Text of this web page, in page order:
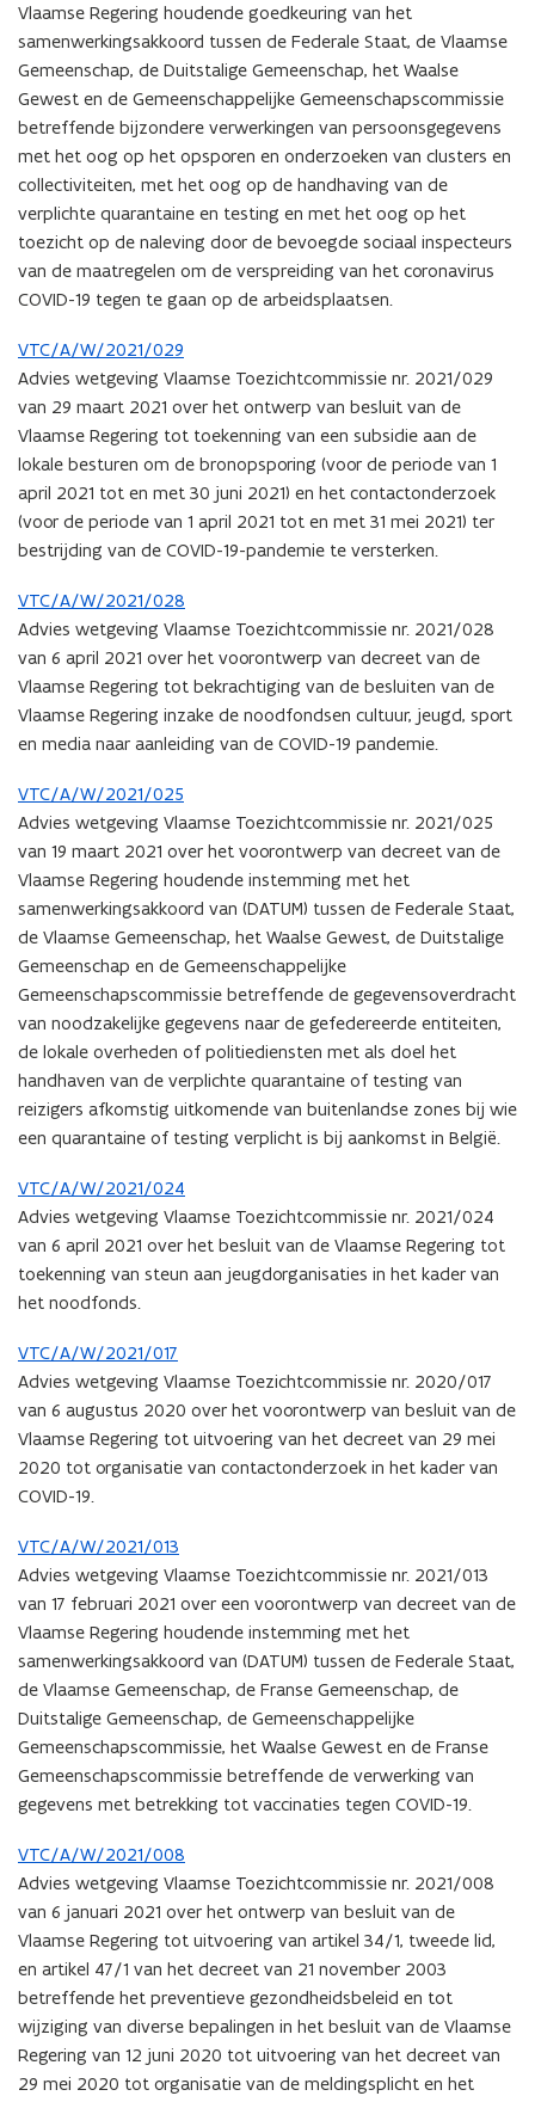
Vlaamse Regering houdende goedkeuring van het
samenwerkingsakkoord tussen de Federale Staat, de Vlaamse
Gemeenschap, de Duitstalige Gemeenschap, het Waalse
Gewest en de Gemeenschappelijke Gemeenschapscommissie
betreffende bijzondere verwerkingen van persoonsgegevens
met het oog op het opsporen en onderzoeken van clusters en
collectiviteiten, met het oog op de handhaving van de
verplichte quarantaine en testing en met het oog op het
toezicht op de naleving door de bevoegde sociaal inspecteurs
van de maatregelen om de verspreiding van het coronavirus
COVID-19 tegen te gaan op de arbeidsplaatsen.
VTC/A/W/2021/029
Advies wetgeving Vlaamse Toezichtcommissie nr. 2021/029
van 29 maart 2021 over het ontwerp van besluit van de
Vlaamse Regering tot toekenning van een subsidie aan de
lokale besturen om de bronopsporing (voor de periode van 1
april 2021 tot en met 30 juni 2021) en het contactonderzoek
(voor de periode van 1 april 2021 tot en met 31 mei 2021) ter
bestrijding van de COVID-19-pandemie te versterken.
VTC/A/W/2021/028
Advies wetgeving Vlaamse Toezichtcommissie nr. 2021/028
van 6 april 2021 over het voorontwerp van decreet van de
Vlaamse Regering tot bekrachtiging van de besluiten van de
Vlaamse Regering inzake de noodfondsen cultuur, jeugd, sport
en media naar aanleiding van de COVID-19 pandemie.
VTC/A/W/2021/025
Advies wetgeving Vlaamse Toezichtcommissie nr. 2021/025
van 19 maart 2021 over het voorontwerp van decreet van de
Vlaamse Regering houdende instemming met het
samenwerkingsakkoord van (DATUM) tussen de Federale Staat,
de Vlaamse Gemeenschap, het Waalse Gewest, de Duitstalige
Gemeenschap en de Gemeenschappelijke
Gemeenschapscommissie betreffende de gegevensoverdracht
van noodzakelijke gegevens naar de gefedereerde entiteiten,
de lokale overheden of politiediensten met als doel het
handhaven van de verplichte quarantaine of testing van
reizigers afkomstig uitkomende van buitenlandse zones bij wie
een quarantaine of testing verplicht is bij aankomst in België.
VTC/A/W/2021/024
Advies wetgeving Vlaamse Toezichtcommissie nr. 2021/024
van 6 april 2021 over het besluit van de Vlaamse Regering tot
toekenning van steun aan jeugdorganisaties in het kader van
het noodfonds.
VTC/A/W/2021/017
Advies wetgeving Vlaamse Toezichtcommissie nr. 2020/017
van 6 augustus 2020 over het voorontwerp van besluit van de
Vlaamse Regering tot uitvoering van het decreet van 29 mei
2020 tot organisatie van contactonderzoek in het kader van
COVID-19.
VTC/A/W/2021/013
Advies wetgeving Vlaamse Toezichtcommissie nr. 2021/013
van 17 februari 2021 over een voorontwerp van decreet van de
Vlaamse Regering houdende instemming met het
samenwerkingsakkoord van (DATUM) tussen de Federale Staat,
de Vlaamse Gemeenschap, de Franse Gemeenschap, de
Duitstalige Gemeenschap, de Gemeenschappelijke
Gemeenschapscommissie, het Waalse Gewest en de Franse
Gemeenschapscommissie betreffende de verwerking van
gegevens met betrekking tot vaccinaties tegen COVID-19.
VTC/A/W/2021/008
Advies wetgeving Vlaamse Toezichtcommissie nr. 2021/008
van 6 januari 2021 over het ontwerp van besluit van de
Vlaamse Regering tot uitvoering van artikel 34/1, tweede lid,
en artikel 47/1 van het decreet van 21 november 2003
betreffende het preventieve gezondheidsbeleid en tot
wijziging van diverse bepalingen in het besluit van de Vlaamse
Regering van 12 juni 2020 tot uitvoering van het decreet van
29 mei 2020 tot organisatie van de meldingsplicht en het